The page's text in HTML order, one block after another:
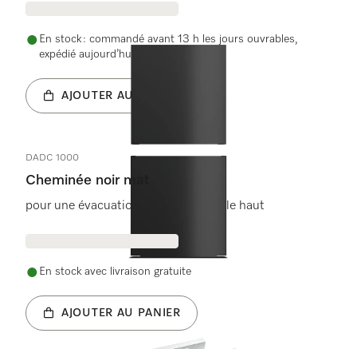
En stock : commandé avant 13 h les jours ouvrables,
expédié aujourd’hui
AJOUTER AU PANIER
DADC 1000
Cheminée noir mat
pour une évacuation d&#39;air par le haut
En stock avec livraison gratuite
AJOUTER AU PANIER